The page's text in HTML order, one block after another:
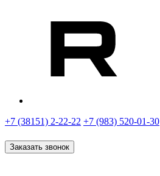
+7 (38151) 2-22-22 +7 (983) 520-01-30
Заказать звонок